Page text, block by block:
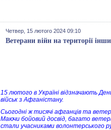
Четвер, 15 лютого 2024 09:10
Ветерани війн на території
15 лютого в Україні відзначають
військ з Афганістану.
Сьогодні ж тисячі афганців та
Маючи бойовий досвід, багато
стали учасниками волонтерського